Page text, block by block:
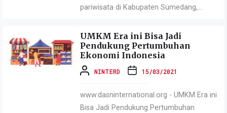
pariwisata di Kabupaten Sumedang,...
UMKM Era ini Bisa Jadi
Pendukung Pertumbuhan
Ekonomi Indonesia
NINTERD 15/03/2021
www.dasninternational.org - UMKM Era ini
Bisa Jadi Pendukung Pertumbuhan